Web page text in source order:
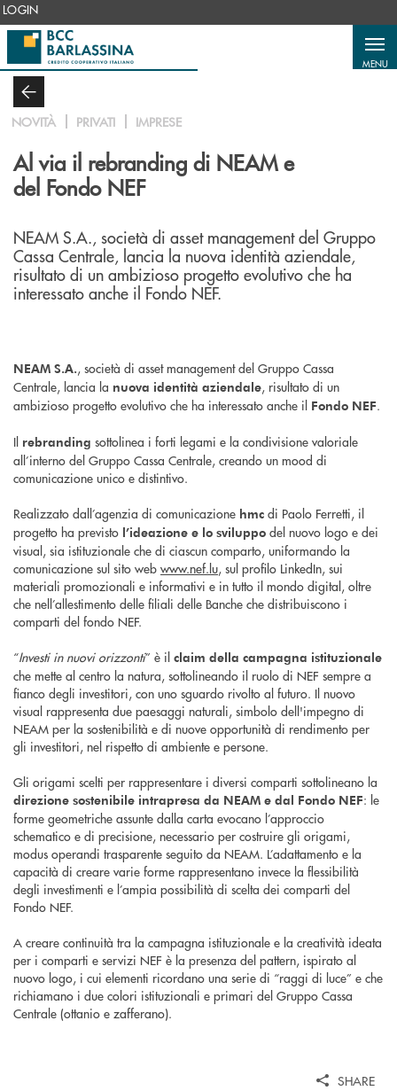
Salta al contenuto principale
LOGIN
MENU
NOVITÀ PRIVATI IMPRESE
Al via il rebranding di NEAM e
del Fondo NEF
NEAM S.A., società di asset management del Gruppo
Cassa Centrale, lancia la nuova identità aziendale,
risultato di un ambizioso progetto evolutivo che ha
interessato anche il Fondo NEF.
NEAM S.A., società di asset management del Gruppo Cassa
Centrale, lancia la nuova identità aziendale, risultato di un
ambizioso progetto evolutivo che ha interessato anche il Fondo NEF.
Il rebranding sottolinea i forti legami e la condivisione valoriale
all’interno del Gruppo Cassa Centrale, creando un mood di
comunicazione unico e distintivo.
Realizzato dall’agenzia di comunicazione hmc di Paolo Ferretti, il
progetto ha previsto l’ideazione e lo sviluppo del nuovo logo e dei
visual, sia istituzionale che di ciascun comparto, uniformando la
comunicazione sul sito web www.nef.lu, sul profilo LinkedIn, sui
materiali promozionali e informativi e in tutto il mondo digital, oltre
che nell’allestimento delle filiali delle Banche che distribuiscono i
comparti del fondo NEF.
“Investi in nuovi orizzonti” è il claim della campagna istituzionale
che mette al centro la natura, sottolineando il ruolo di NEF sempre a
fianco degli investitori, con uno sguardo rivolto al futuro. Il nuovo
visual rappresenta due paesaggi naturali, simbolo dell'impegno di
NEAM per la sostenibilità e di nuove opportunità di rendimento per
gli investitori, nel rispetto di ambiente e persone.
Gli origami scelti per rappresentare i diversi comparti sottolineano la
direzione sostenibile intrapresa da NEAM e dal Fondo NEF: le
forme geometriche assunte dalla carta evocano l’approccio
schematico e di precisione, necessario per costruire gli origami,
modus operandi trasparente seguito da NEAM. L’adattamento e la
capacità di creare varie forme rappresentano invece la flessibilità
degli investimenti e l’ampia possibilità di scelta dei comparti del
Fondo NEF.
A creare continuità tra la campagna istituzionale e la creatività ideata
per i comparti e servizi NEF è la presenza del pattern, ispirato al
nuovo logo, i cui elementi ricordano una serie di “raggi di luce” e che
richiamano i due colori istituzionali e primari del Gruppo Cassa
Centrale (ottanio e zafferano).
SHARE